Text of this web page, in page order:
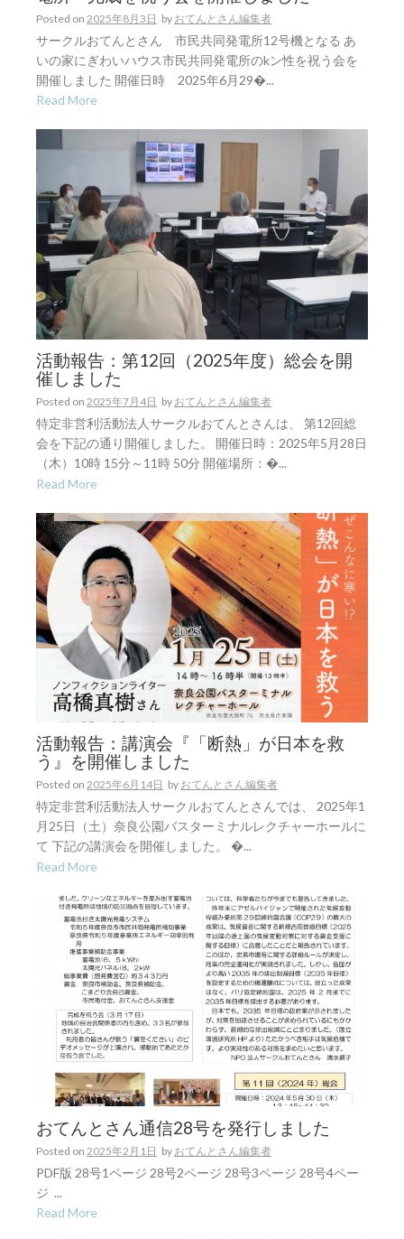
Posted on 2025年8月3日 by おてんとさん編集者
サークルおてんとさん 市民共同発電所12号機となる あ
いの家にぎわいハウス市民共同発電所のkン性を祝う会を
開催しました 開催日時 2025年6月29�...
Read More
活動報告：第12回（2025年度）総会を開
催しました
Posted on 2025年7月4日 by おてんとさん編集者
特定非営利活動法人サークルおてんとさんは、 第12回総
会を下記の通り開催しました。 開催日時：2025年5月28日
（木）10時 15分～11時 50分 開催場所：�...
Read More
活動報告：講演会『「断熱」が日本を救
う』を開催しました
Posted on 2025年6月14日 by おてんとさん編集者
特定非営利活動法人サークルおてんとさんでは、 2025年1
月25日（土）奈良公園バスターミナルレクチャーホールに
て 下記の講演会を開催しました。 �...
Read More
おてんとさん通信28号を発行しました
Posted on 2025年2月1日 by おてんとさん編集者
PDF版 28号1ページ 28号2ページ 28号3ページ 28号4ペー
ジ ...
Read More